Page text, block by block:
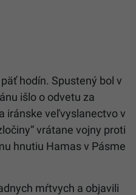
hodín. Spustený bol v
išlo o odvetu za
iránske veľvyslanectvo v
vrátane vojny proti
hnutiu Hamas v Pásme
mŕtvych a objavili